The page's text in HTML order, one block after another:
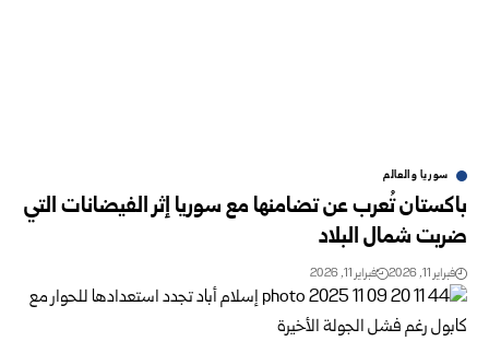
سوريا والعالم
باكستان تُعرب عن تضامنها مع سوريا إثر الفيضانات التي
ضربت شمال البلاد
فبراير 11, 2026 فبراير 11, 2026